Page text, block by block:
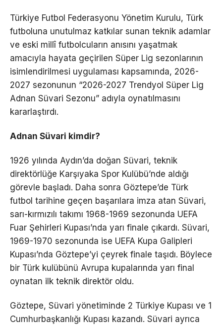
Türkiye Futbol Federasyonu Yönetim Kurulu, Türk
futboluna unutulmaz katkılar sunan teknik adamlar
ve eski millî futbolcuların anısını yaşatmak
amacıyla hayata geçirilen Süper Lig sezonlarının
isimlendirilmesi uygulaması kapsamında, 2026-
2027 sezonunun “2026-2027 Trendyol Süper Lig
Adnan Süvari Sezonu” adıyla oynatılmasını
kararlaştırdı.
Adnan Süvari kimdir?
1926 yılında Aydın’da doğan Süvari, teknik
direktörlüğe Karşıyaka Spor Kulübü’nde aldığı
görevle başladı. Daha sonra Göztepe’de Türk
futbol tarihine geçen başarılara imza atan Süvari,
sarı-kırmızılı takımı 1968-1969 sezonunda UEFA
Fuar Şehirleri Kupası’nda yarı finale çıkardı. Süvari,
1969-1970 sezonunda ise UEFA Kupa Galipleri
Kupası’nda Göztepe’yi çeyrek finale taşıdı. Böylece
bir Türk kulübünü Avrupa kupalarında yarı final
oynatan ilk teknik direktör oldu.
Göztepe, Süvari yönetiminde 2 Türkiye Kupası ve 1
Cumhurbaşkanlığı Kupası kazandı. Süvari ayrıca